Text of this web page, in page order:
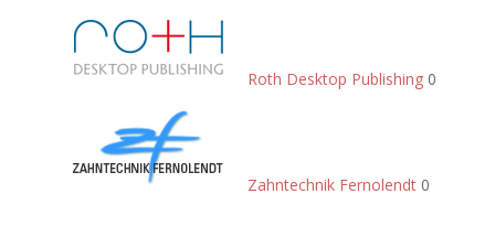
Roth Desktop Publishing0
Zahntechnik Fernolendt0